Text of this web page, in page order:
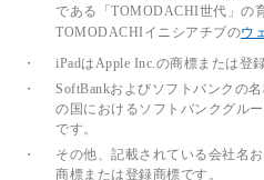
である「TOMODACHI世代」の
TOMODACHIイニシアチブのウ
・
iPadはApple Inc.の商標または登
・
SoftBankおよびソフトバンクの
の国におけるソフトバンクグル
です。
・
その他、記載されている会社名
商標または登録商標です。